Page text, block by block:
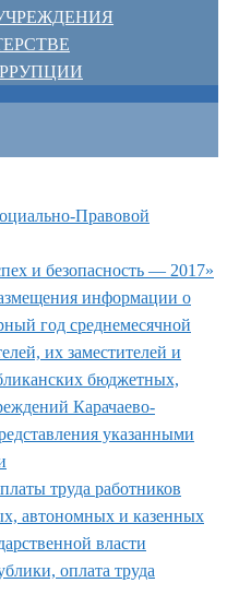
Правовой
и безопасность — 2017»
информации о
год среднемесячной
их заместителей и
бюджетных,
Карачаево-
указанными
труда работников
автономных и казенных
власти
оплата труда